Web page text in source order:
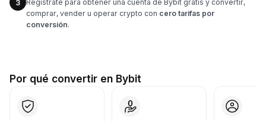
3
Regístrate para obtener una cuenta de Bybit gratis y convertir,
comprar, vender u operar crypto con cero tarifas por
conversión.
Por qué convertir en Bybit